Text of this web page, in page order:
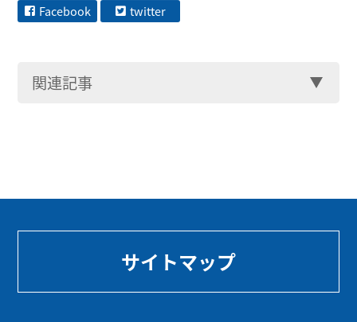
Facebook twitter
関連記事
サイトマップ